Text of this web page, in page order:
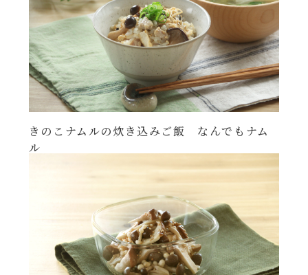
きのこナムルの炊き込みご飯 なんでもナム
ル